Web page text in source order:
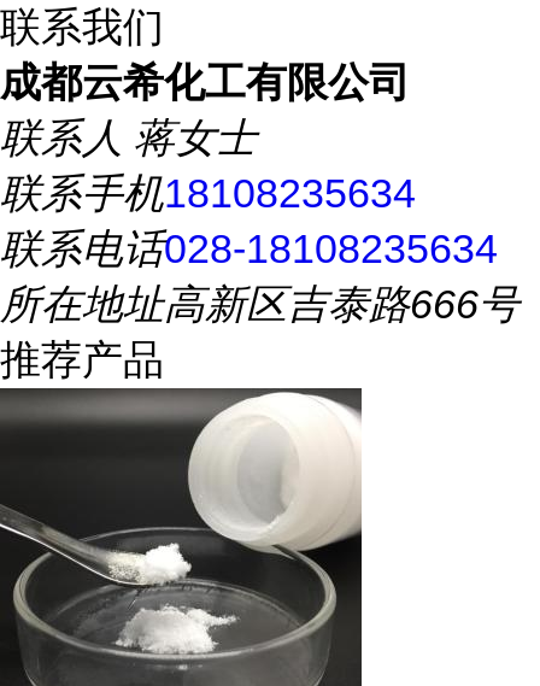
联系我们
成都云希化工有限公司
联系人 蒋女士
联系手机18108235634
联系电话028-18108235634
所在地址高新区吉泰路666号
推荐产品